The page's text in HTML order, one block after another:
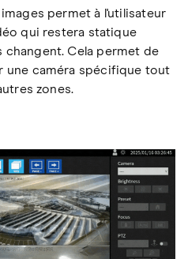
permet à l'utilisateur
qui restera statique
changent. Cela permet de
caméra spécifique tout
zones.